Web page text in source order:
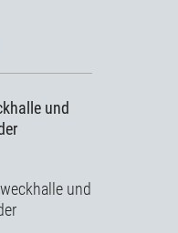
und
und